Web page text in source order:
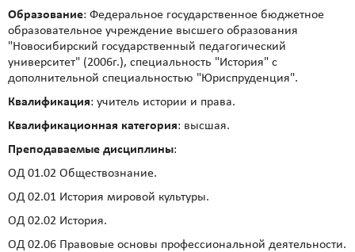
Образование: Федеральное государственное бюджетное
образовательное учреждение высшего образования
"Новосибирский государственный педагогический
университет" (2006г.), специальность "История" с
дополнительной специальностью "Юриспруденция".
Квалификация: учитель истории и права.
Квалификационная категория: высшая.
Преподаваемые дисциплины:
ОД 01.02 Обществознание.
ОД 02.01 История мировой культуры.
ОД 02.02 История.
ОД 02.06 Правовые основы профессиональной деятельности.